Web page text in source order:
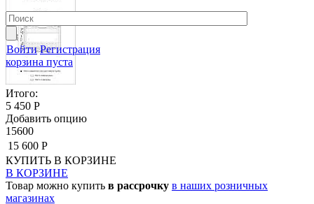
Войти Регистрация
корзина пуста
Итого:
5 450 Р
Добавить опцию
15600
15 600 Р
КУПИТЬ В КОРЗИНЕ
В КОРЗИНЕ
Товар можно купить в рассрочку в наших розничных
магазинах